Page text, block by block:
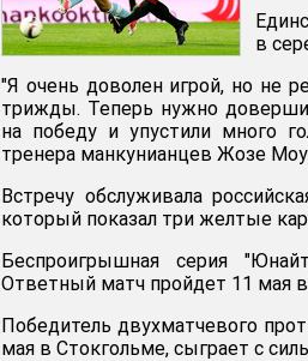
в
"Я очень доволен игрой, но не
трижды. Теперь нужно
на победу и упустили много
тренера манкунианцев Жозе
Встречу обслуживала
который показал три желтые
Беспроигрышная серия
Ответный матч пройдет 11 мая
Победитель двухматчевого
мая в Стокгольме, сыграет с